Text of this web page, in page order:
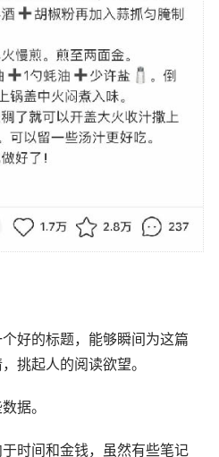
好的标题，能够瞬间为这篇
挑起人的阅读欲望。
据。
时间和金钱，虽然有些笔记